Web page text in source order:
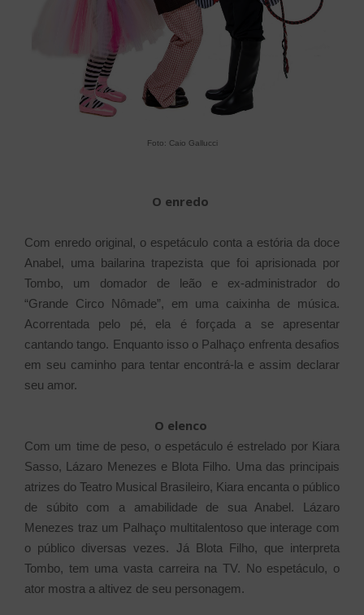
Foto: Caio Gallucci
O enredo
Com enredo original, o espetáculo conta a estória da doce
Anabel, uma bailarina trapezista que foi aprisionada por
Tombo, um domador de leão e ex-administrador do
“Grande Circo Nômade”, em uma caixinha de música.
Acorrentada pelo pé, ela é forçada a se apresentar
cantando tango. Enquanto isso o Palhaço enfrenta desafios
em seu caminho para tentar encontrá-la e assim declarar
seu amor.
O elenco
Com um time de peso, o espetáculo é estrelado por Kiara
Sasso, Lázaro Menezes e Blota Filho. Uma das principais
atrizes do Teatro Musical Brasileiro, Kiara encanta o público
de súbito com a amabilidade de sua Anabel. Lázaro
Menezes traz um Palhaço multitalentoso que interage com
o público diversas vezes. Já Blota Filho, que interpreta
Tombo, tem uma vasta carreira na TV. No espetáculo, o
ator mostra a altivez de seu personagem.